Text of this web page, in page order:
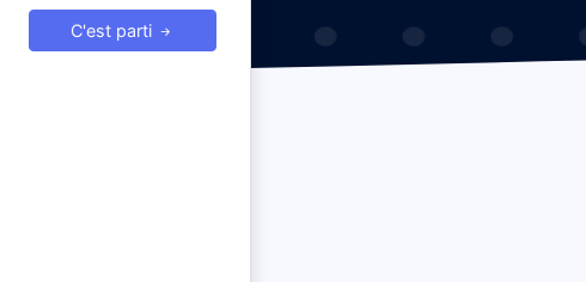
C'est parti